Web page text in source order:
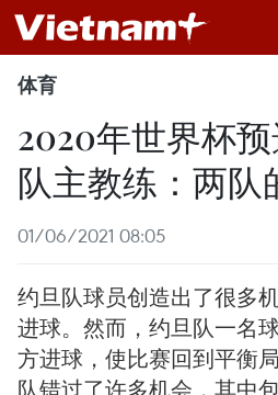
体育
2020年世界杯
队主教练：两队
01/06/2021 08:05
约旦队球员创造出了很多
进球。然而，约旦队一名
方进球，使比赛回到平衡
队错过了许多机会，其中